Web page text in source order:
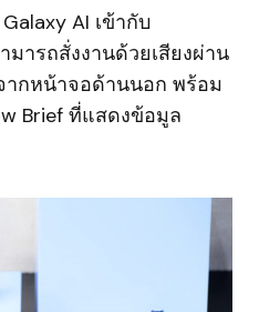
AI เข้ากับ
มารถสั่งงานด้วยเสียงผ่าน
ากหน้าจอด้านนอก พร้อม
Brief ที่แสดงข้อมูล